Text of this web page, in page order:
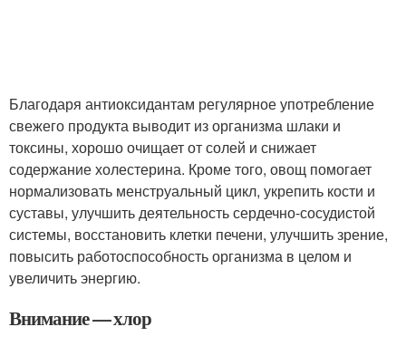
Благодаря антиоксидантам регулярное употребление
свежего продукта выводит из организма шлаки и
токсины, хорошо очищает от солей и снижает
содержание холестерина. Кроме того, овощ помогает
нормализовать менструальный цикл, укрепить кости и
суставы, улучшить деятельность сердечно-сосудистой
системы, восстановить клетки печени, улучшить зрение,
повысить работоспособность организма в целом и
увеличить энергию.
Внимание — хлор